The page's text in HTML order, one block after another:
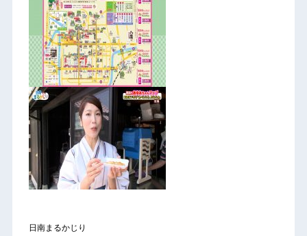
日南まるかじり